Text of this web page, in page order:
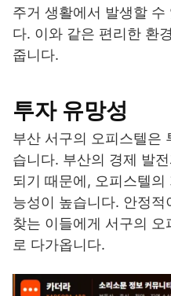
주거 생활에서 발생할
다. 이와 같은 편리한 환
줍니다.
투자 유망성
부산 서구의 오피스텔은
습니다. 부산의 경제 발
되기 때문에, 오피스텔
능성이 높습니다. 안정
찾는 이들에게 서구의
로 다가옵니다.